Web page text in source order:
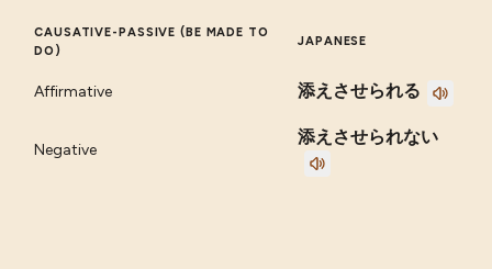
CAUSATIVE-PASSIVE (BE MADE TO
DO)
JAPANESE
Affirmative 添えさせられる
Negative
添えさせられない